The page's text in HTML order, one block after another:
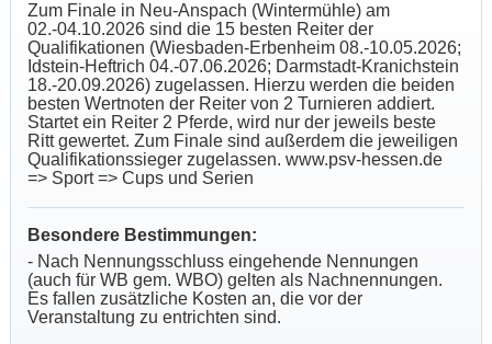
Zum Finale in Neu-Anspach (Wintermühle) am
02.-04.10.2026 sind die 15 besten Reiter der
Qualifikationen (Wiesbaden-Erbenheim 08.-10.05.2026;
Idstein-Heftrich 04.-07.06.2026; Darmstadt-Kranichstein
18.-20.09.2026) zugelassen. Hierzu werden die beiden
besten Wertnoten der Reiter von 2 Turnieren addiert.
Startet ein Reiter 2 Pferde, wird nur der jeweils beste
Ritt gewertet. Zum Finale sind außerdem die jeweiligen
Qualifikationssieger zugelassen. www.psv-hessen.de
=> Sport => Cups und Serien
Besondere Bestimmungen:
- Nach Nennungsschluss eingehende Nennungen
(auch für WB gem. WBO) gelten als Nachnennungen.
Es fallen zusätzliche Kosten an, die vor der
Veranstaltung zu entrichten sind.